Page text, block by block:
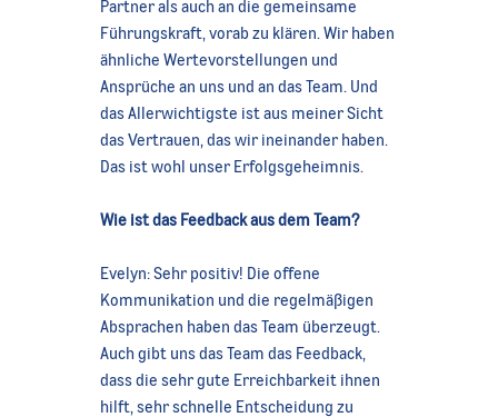
Partner als auch an die gemeinsame
Führungskraft, vorab zu klären. Wir haben
ähnliche Wertevorstellungen und
Ansprüche an uns und an das Team. Und
das Allerwichtigste ist aus meiner Sicht
das Vertrauen, das wir ineinander haben.
Das ist wohl unser Erfolgsgeheimnis.
Wie ist das Feedback aus dem Team?
Evelyn: Sehr positiv! Die offene
Kommunikation und die regelmäßigen
Absprachen haben das Team überzeugt.
Auch gibt uns das Team das Feedback,
dass die sehr gute Erreichbarkeit ihnen
hilft, sehr schnelle Entscheidung zu